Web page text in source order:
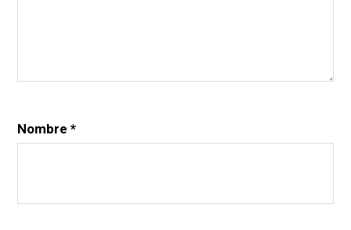
Nombre*